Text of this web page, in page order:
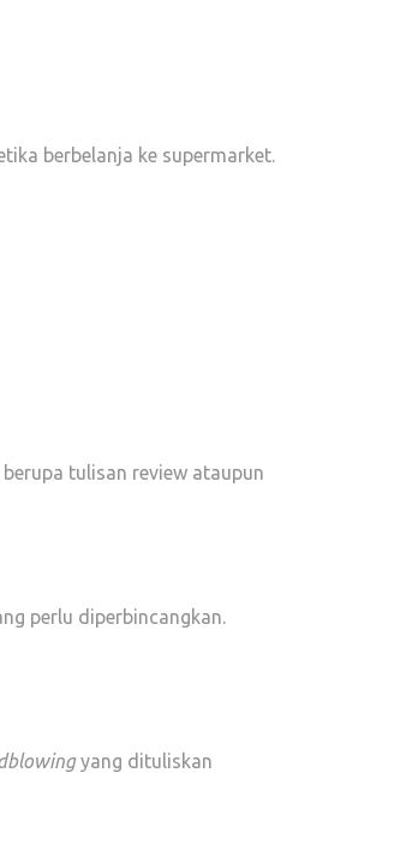
berbelanja ke supermarket.
tulisan review ataupun
perlu diperbincangkan.
yang dituliskan